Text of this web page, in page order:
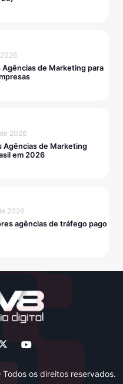
Agências de Marketing para
2026
Agências de Marketing
em 2026
2026
agências de tráfego pago
os direitos reservados.